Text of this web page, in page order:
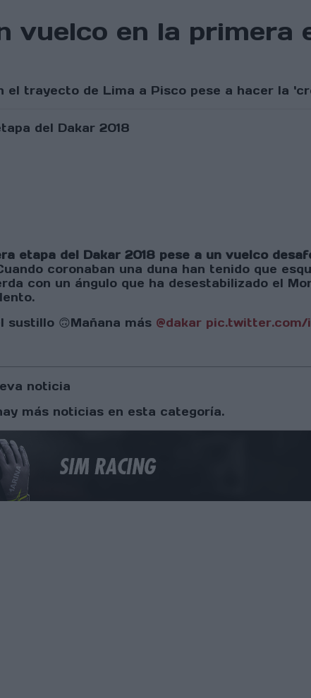
vuelco en la primera
trayecto de Lima a Pisco pese a hacer la
etapa del Dakar 2018 pese a un vuelco
coronaban una duna han tenido que
con un ángulo que ha desestabilizado el
sustillo 🙃Mañana más @dakar pic.twitter.com/
noticia
más noticias en esta categoría.